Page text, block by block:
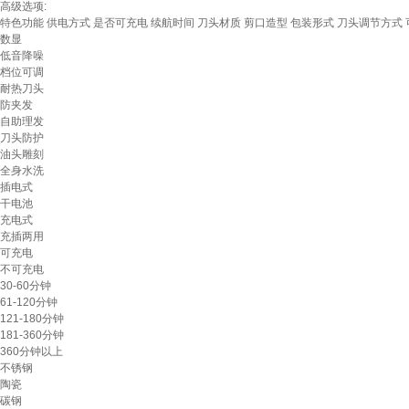
高级选项:
特色功能 供电方式 是否可充电 续航时间 刀头材质 剪口造型 包装形式 刀头调节方式
数显
低音降噪
档位可调
耐热刀头
防夹发
自助理发
刀头防护
油头雕刻
全身水洗
插电式
干电池
充电式
充插两用
可充电
不可充电
30-60分钟
61-120分钟
121-180分钟
181-360分钟
360分钟以上
不锈钢
陶瓷
碳钢